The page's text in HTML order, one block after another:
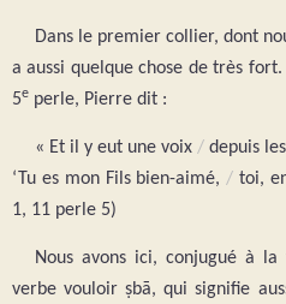
Dans le premier collier, dont
a aussi quelque chose de très
5e perle, Pierre dit :
« Et il y eut une voix/ depuis
‘Tu es mon Fils bien-aimé, /toi,
1, 11 perle 5)
Nous avons ici, conjugué à
verbe vouloir ṣbā, qui signifie